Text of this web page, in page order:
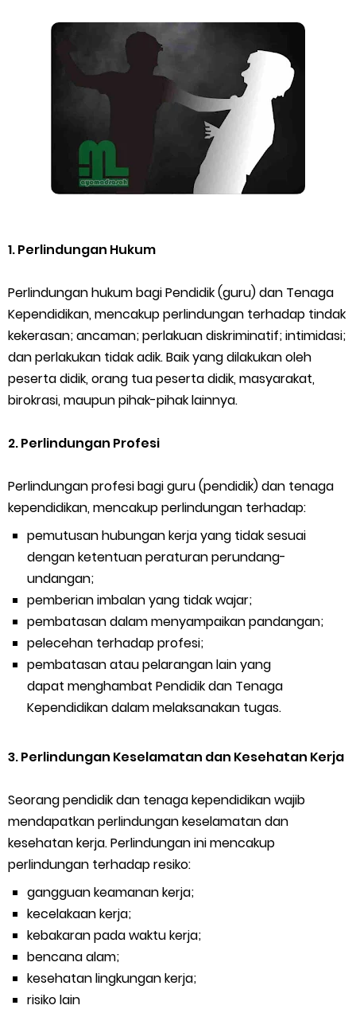
2026
Yang Dilakukan Proktor Sebelum Simulasi TKA
Juknis Pembelajaran pada Bulan Ramadan 2026
Cara Aktivasi PTK di EMIS GTK
Thursday, 6 August
1. Perlindungan Hukum
Perlindungan hukum bagi Pendidik (guru) dan Tenaga
Kependidikan, mencakup perlindungan terhadap tindak
kekerasan; ancaman; perlakuan diskriminatif; intimidasi;
dan perlakukan tidak adik. Baik yang dilakukan oleh
peserta didik, orang tua peserta didik, masyarakat,
birokrasi, maupun pihak-pihak lainnya.
2. Perlindungan Profesi
Perlindungan profesi bagi guru (pendidik) dan tenaga
kependidikan, mencakup perlindungan terhadap:
pemutusan hubungan kerja yang tidak sesuai
dengan ketentuan peraturan perundang-
undangan;
pemberian imbalan yang tidak wajar;
pembatasan dalam menyampaikan pandangan;
pelecehan terhadap profesi;
pembatasan atau pelarangan lain yang
dapat menghambat Pendidik dan Tenaga
Kependidikan dalam melaksanakan tugas.
3. Perlindungan Keselamatan dan Kesehatan Kerja
Seorang pendidik dan tenaga kependidikan wajib
mendapatkan perlindungan keselamatan dan
kesehatan kerja. Perlindungan ini mencakup
perlindungan terhadap resiko:
gangguan keamanan kerja;
kecelakaan kerja;
kebakaran pada waktu kerja;
bencana alam;
kesehatan lingkungan kerja;
risiko lain